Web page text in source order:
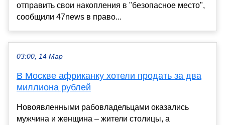
отправить свои накопления в "безопасное место",
сообщили 47news в право...
03:00, 14 Мар
В Москве африканку хотели продать за два
миллиона рублей
Новоявленными рабовладельцами оказались
мужчина и женщина – жители столицы, а